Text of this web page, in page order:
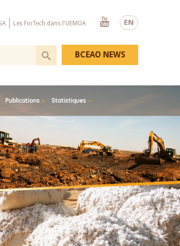
EN
Les FinTech dans l'UEMOA
Youtube
Publications Statistiques
BCEAO NEWS